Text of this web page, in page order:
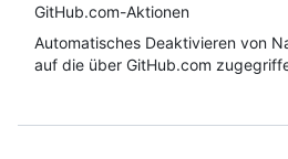
GitHub.com-Aktionen
Automatisches Deaktivieren von
auf die über GitHub.com